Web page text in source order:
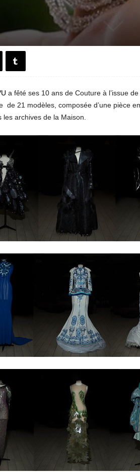
a fêté ses 10 ans de Couture à l’issue
de 21 modèles, composée d’une pièce
archives de la Maison.